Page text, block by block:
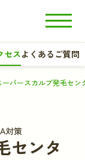
ーパースカルプ発毛セン
対策
センタ
セスよくあるご質問